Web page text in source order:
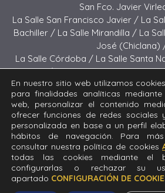
San Fco. Javier
La Salle San Francisco Javier / La
Bachiller / La Salle Mirandilla / La
José (Chiclana)
La Salle Córdoba / La Salle Santa
Pastor /La Salle Sagrado
(Jerez) / La Salle El
La Salle Buen Consejo /La Salle El
La Salle San Francisco /La Salle
Purísima
Todos los derechos reservados.
por el equipo T.I.C. del Sector
Fundación Moreno
En nuestro sitio web utilizamos
para finalidades analíticas
web, personalizar el contenido
ofrecer funciones de redes sociales
personalizada en base a un perfil
hábitos de navegación. Para
consultar nuestra política de cookies
todas las cookies mediante el
configurarlas o rechazar su
apartado CONFIGURACIÓN DE